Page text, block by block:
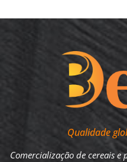
Qualidade
Comercialização de cereais